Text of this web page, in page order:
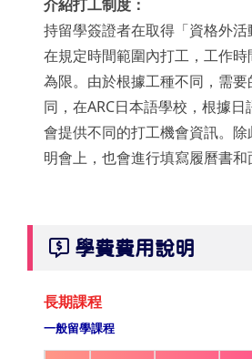
介紹打工制度：
持留學簽證者在取得「資格外
在規定時間範圍內打工，工作
為限。由於根據工種不同，需
同，在ARC日本語學校，根據
會提供不同的打工機會資訊。
明會上，也會進行填寫履曆書和
學費費用說明
長期課程
一般留學課程